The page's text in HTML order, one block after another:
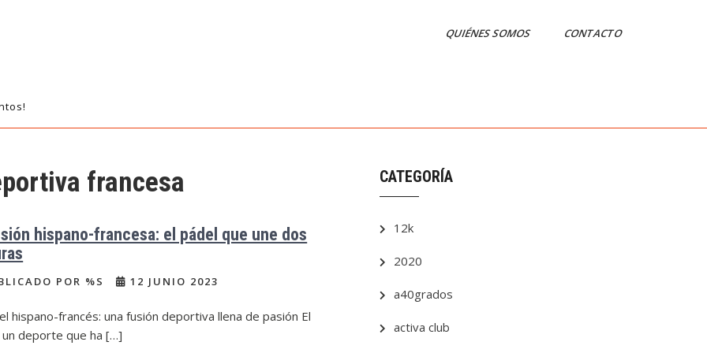
QUIÉNES SOMOS CONTACTO
francesa
hispano-francesa: el pádel que une dos
POR %S 12 JUNIO 2023
hispano-francés: una fusión deportiva llena de pasión El
un deporte que ha […]
CATEGORÍA
12k
2020
a40grados
activa club